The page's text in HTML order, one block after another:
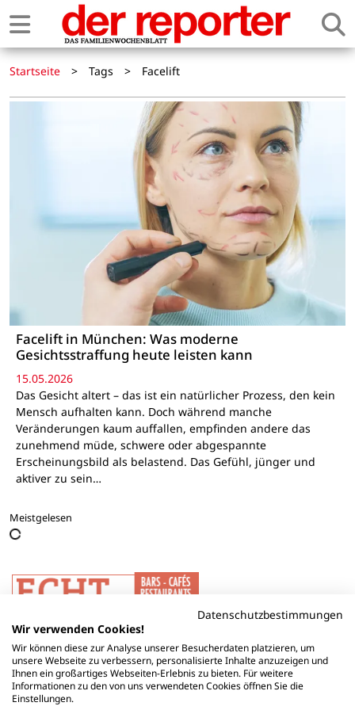
Startseite > Tags > Facelift
Facelift in München: Was moderne
Gesichtsstraffung heute leisten kann
15.05.2026
Das Gesicht altert – das ist ein natürlicher Prozess, den kein
Mensch aufhalten kann. Doch während manche
Veränderungen kaum auffallen, empfinden andere das
zunehmend müde, schwere oder abgespannte
Erscheinungsbild als belastend. Das Gefühl, jünger und
aktiver zu sein…
Meistgelesen
Datenschutzbestimmungen
Wir verwenden Cookies!
Wir können diese zur Analyse unserer Besucherdaten platzieren, um
unsere Webseite zu verbessern, personalisierte Inhalte anzuzeigen und
Ihnen ein großartiges Webseiten-Erlebnis zu bieten. Für weitere
Informationen zu den von uns verwendeten Cookies öffnen Sie die
Einstellungen.